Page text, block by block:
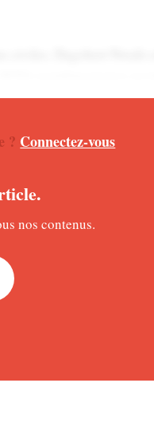
Sur les réseaux
à la victime, évoquant le
chaîneWHATSAPP
par ce crime. Le
du dossier, une dispute
les lieux avant d’y
? Connectez-vous
nos contenus.